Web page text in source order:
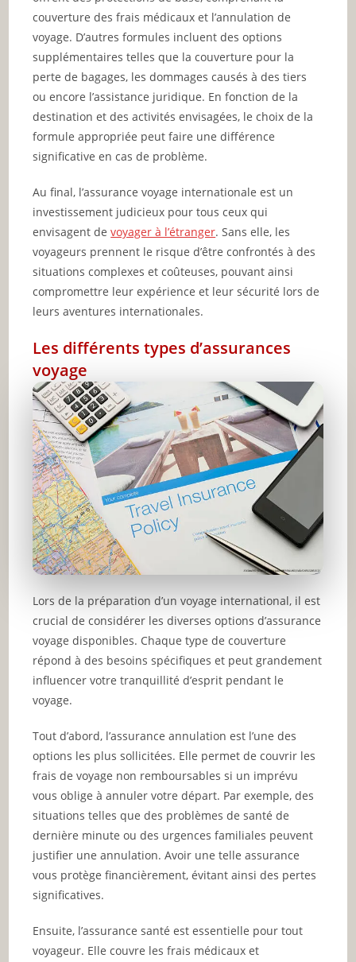
couverture des frais médicaux et l’annulation de
voyage. D’autres formules incluent des options
supplémentaires telles que la couverture pour la
perte de bagages, les dommages causés à des tiers
ou encore l’assistance juridique. En fonction de la
destination et des activités envisagées, le choix de la
formule appropriée peut faire une différence
significative en cas de problème.
Au final, l’assurance voyage internationale est un
investissement judicieux pour tous ceux qui
envisagent devoyager à l’étranger. Sans elle, les
voyageurs prennent le risque d’être confrontés à des
situations complexes et coûteuses, pouvant ainsi
compromettre leur expérience et leur sécurité lors de
leurs aventures internationales.
Les différents types d’assurances
voyage
Lors de la préparation d’un voyage international, il est
crucial de considérer les diverses options d’assurance
voyage disponibles. Chaque type de couverture
répond à des besoins spécifiques et peut grandement
influencer votre tranquillité d’esprit pendant le
voyage.
Tout d’abord, l’assurance annulation est l’une des
options les plus sollicitées. Elle permet de couvrir les
frais de voyage non remboursables si un imprévu
vous oblige à annuler votre départ. Par exemple, des
situations telles que des problèmes de santé de
dernière minute ou des urgences familiales peuvent
justifier une annulation. Avoir une telle assurance
vous protège financièrement, évitant ainsi des pertes
significatives.
Ensuite, l’assurance santé est essentielle pour tout
voyageur. Elle couvre les frais médicaux et